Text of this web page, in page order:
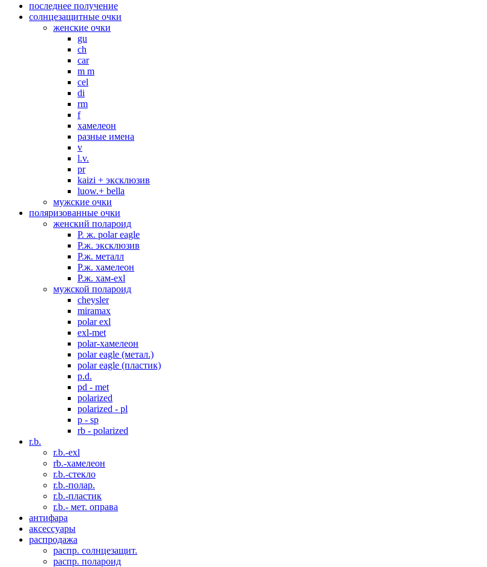
последнее получение
солнцезащитные очки
женские очки
gu
ch
car
m m
cel
di
rm
f
хамелеон
разные имена
v
l.v.
pr
kaizi + эксклюзив
luow.+ bella
мужские очки
поляризованные очки
женский полароид
P. ж. polar eagle
P.ж. эксклюзив
Р.ж. металл
P.ж. хамелеон
Р.ж. хам-exl
мужской полароид
cheysler
miramax
polar exl
exl-met
polar-хамелеон
polar eagle (метал.)
polar eagle (пластик)
p.d.
pd - met
polarized
polarized - pl
p - sp
rb - polarized
r.b.
r.b.-exl
rb.-хамелеон
r.b.-стекло
r.b.-полар.
r.b.-пластик
r.b.- мет. оправа
антифара
аксессуары
распродажа
распр. солнцезащит.
распр. полароид